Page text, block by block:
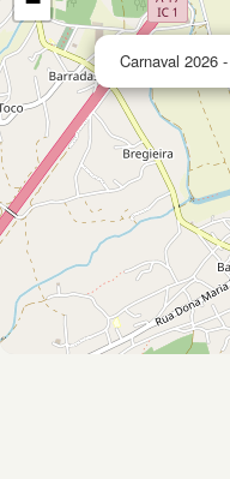
Carnaval 2026